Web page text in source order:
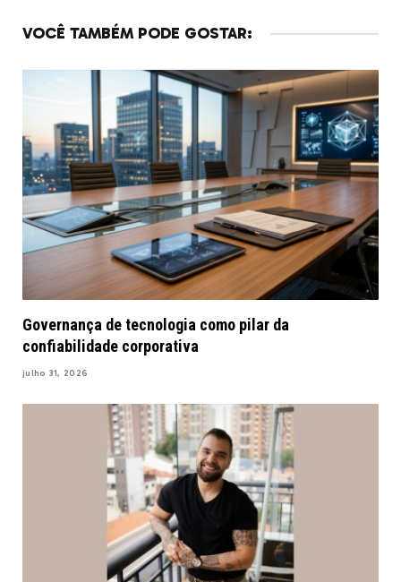
VOCÊ TAMBÉM PODE GOSTAR:
Governança de tecnologia como pilar da
confiabilidade corporativa
julho 31, 2026